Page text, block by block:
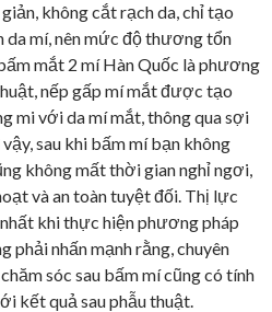
không cắt rạch da, chỉ tạo
mí, nên mức độ thương tổn
mắt 2 mí Hàn Quốc là phương
nếp gấp mí mắt được tạo
mi với da mí mắt, thông qua sợi
sau khi bấm mí bạn không
không mất thời gian nghỉ ngơi,
và an toàn tuyệt đối. Thị lực
khi thực hiện phương pháp
phải nhấn mạnh rằng, chuyên
sóc sau bấm mí cũng có tính
kết quả sau phẫu thuật.